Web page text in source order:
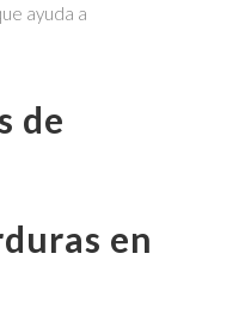
ayuda a
de
en